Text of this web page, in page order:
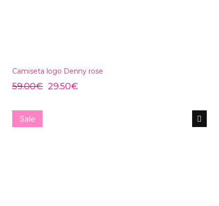
Camiseta logo Denny rose
59.00€ 29.50€
Sale